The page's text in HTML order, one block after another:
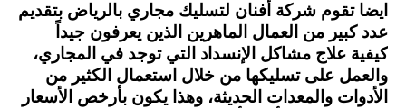
ايضا تقوم شركة أفنان لتسليك مجاري بالرياض بتقديم
عدد كبير من العمال الماهرين الذين يعرفون جيداً
كيفية علاج مشاكل الإنسداد التي توجد في المجاري،
والعمل على تسليكها من خلال استعمال الكثير من
الأدوات والمعدات الحديثة، وهذا يكون بأرخص الأسعار